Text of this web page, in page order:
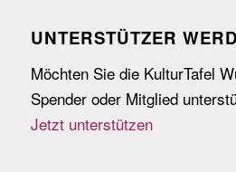
UNTERSTÜTZER
Möchten Sie die KulturTafel
Spender oder Mitglied
Jetzt unterstützen